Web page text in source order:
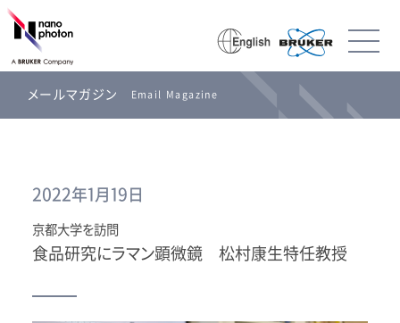
メールマガジン Email Magazine
2022年1月19日
京都大学を訪問
食品研究にラマン顕微鏡 松村康生特任教授